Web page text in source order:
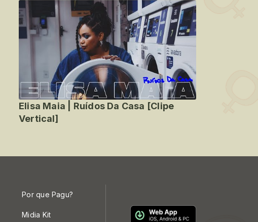
Elisa Maia | Ruídos Da Casa [Clipe
Vertical]
Por que Pagu?
Midia Kit